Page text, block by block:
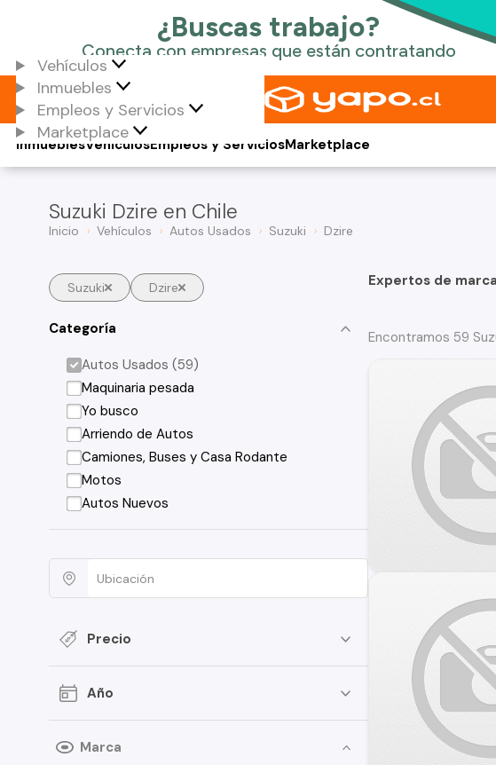
Vehículos
Inmuebles
Empleos y Servicios
Marketplace
Vehículos
Inmuebles Empleos y ServiciosMarketplace
Suzuki Dzire en Chile
Inicio Vehículos Autos Usados Suzuki Dzire
Suzuki Dzire
Categoría
Autos Usados (59)
Maquinaria pesada
Yo busco
Arriendo de Autos
Camiones, Buses y Casa Rodante
Motos
Autos Nuevos
Precio
Año
Marca
Expertos de marca
Encontramos 59